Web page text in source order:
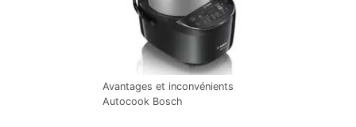
Avantages et inconvénients
Autocook Bosch